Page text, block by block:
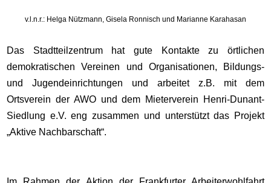
v.l.n.r.: Helga Nützmann, Gisela Ronnisch und Marianne Karahasan
Das Stadtteilzentrum hat gute Kontakte zu örtlichen
demokratischen Vereinen und Organisationen, Bildungs-
und Jugendeinrichtungen und arbeitet z.B. mit dem
Ortsverein der AWO und dem Mieterverein Henri-Dunant-
Siedlung e.V. eng zusammen und unterstützt das Projekt
„Aktive Nachbarschaft“.